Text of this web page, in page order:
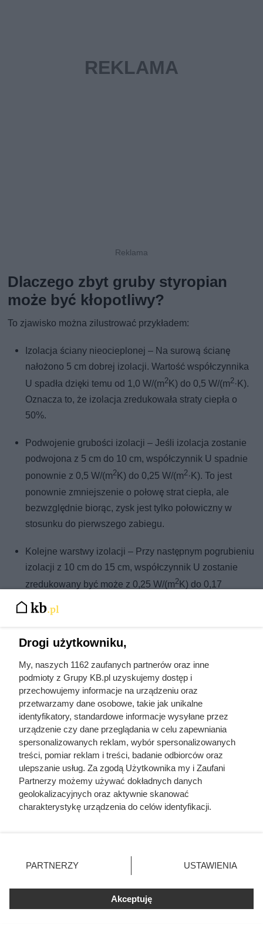
Dlaczego zbyt gruby styropian
może być kłopotliwy?
To zjawisko można zilustrować przykładem:
Izolacja ściany nieocieplonej – Na surową ścianę
nałożono 5 cm dobrej izolacji. Wartość współczynnika
U spadła dzięki temu od 1,0 W/(m2 K) do 0,5 W/(m2·K).
Oznacza to, że izolacja zredukowała straty ciepła o
50%.
Podwojenie grubości izolacji – Jeśli izolacja zostanie
podwojona z 5 cm do 10 cm, współczynnik U spadnie
ponownie z 0,5 W/(m2 K) do 0,25 W/(m2·K). To jest
ponownie zmniejszenie o połowę strat ciepła, ale
bezwzględnie biorąc, zysk jest tylko połowiczny w
stosunku do pierwszego zabiegu.
Kolejne warstwy izolacji – Przy następnym pogrubieniu
izolacji z 10 cm do 15 cm, współczynnik U zostanie
zredukowany być może z 0,25 W/(m2K) do 0,17
W/(m
początku dała oszczędność połowy straty ciepła, teraz
Od określonego punktu wkracza się w obszar, gdzie koszty
dodatkowej izolacji stają się już większe niż oszczędności
kosztów ogrzewania. Dla właściciela domu nadmiernie
grube ocieplenie przestaje być opłacalne. Planując izolację
cieplną domu należy znaleźć optymalną równowagę
między kosztami i korzyściami.
Drogi użytkowniku,
My, naszych 1162 zaufanych partnerów oraz inne
podmioty z Grupy KB.pl uzyskujemy dostęp i
przechowujemy informacje na urządzeniu oraz
przetwarzamy dane osobowe, takie jak unikalne
identyfikatory, standardowe informacje wysyłane przez
urządzenie czy dane przeglądania w celu zapewniania
spersonalizowanych reklam, wybór spersonalizowanych
treści, pomiar reklam i treści, badanie odbiorców oraz
ulepszanie usług. Za zgodą Użytkownika my i Zaufani
Partnerzy możemy używać dokładnych danych
geolokalizacyjnych oraz aktywnie skanować
charakterystykę urządzenia do celów identyfikacji.
zmienić/wycofać klikając przycisk ustawień prywatności
znajdujący się w lewym dolnym rogu strony. Niektóre
użytkownika, ale masz prawo sprzeciwić się takiemu
przetwarzaniu. Preferencje będą miały zastosowania tylko
PARTNERZY USTAWIENIA
Akceptuję